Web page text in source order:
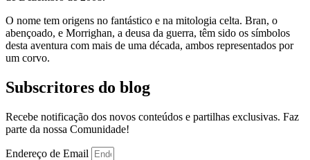
O nome tem origens no fantástico e na mitologia celta. Bran, o
abençoado, e Morrighan, a deusa da guerra, têm sido os símbolos
desta aventura com mais de uma década, ambos representados por
um corvo.
Subscritores do blog
Recebe notificação dos novos conteúdos e partilhas exclusivas. Faz
parte da nossa Comunidade!
Endereço de Email